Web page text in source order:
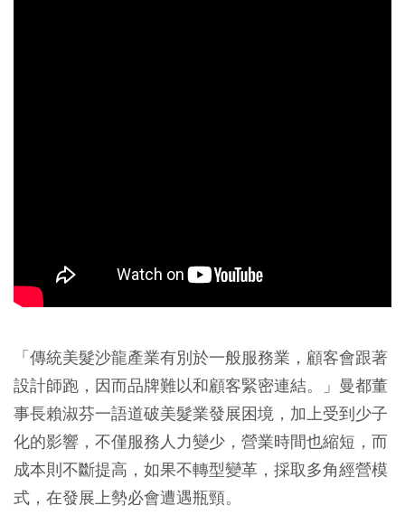
「傳統美髮沙龍產業有別於一般服務業，顧客會跟著
設計師跑，因而品牌難以和顧客緊密連結。」曼都董
事長賴淑芬一語道破美髮業發展困境，加上受到少子
化的影響，不僅服務人力變少，營業時間也縮短，而
成本則不斷提高，如果不轉型變革，採取多角經營模
式，在發展上勢必會遭遇瓶頸。